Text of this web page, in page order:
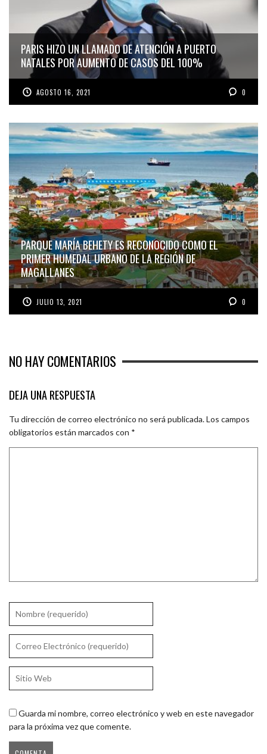
PARIS HIZO UN LLAMADO DE ATENCIÓN A PUERTO
NATALES POR AUMENTO DE CASOS DEL 100%
AGOSTO 16, 2021 0
PARQUE MARÍA BEHETY ES RECONOCIDO COMO EL
PRIMER HUMEDAL URBANO DE LA REGIÓN DE
MAGALLANES
JULIO 13, 2021 0
NO HAY COMENTARIOS
DEJA UNA RESPUESTA
Tu dirección de correo electrónico no será publicada.Los campos
obligatorios están marcados con *
Guarda mi nombre, correo electrónico y web en este navegador
para la próxima vez que comente.